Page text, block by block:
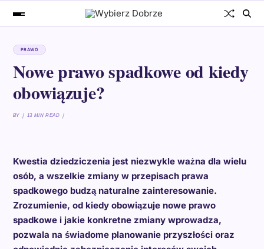
PRAWO
Nowe prawo spadkowe od kiedy
obowiązuje?
BY 13 MIN READ
Kwestia dziedziczenia jest niezwykle ważna dla wielu
osób, a wszelkie zmiany w przepisach prawa
spadkowego budzą naturalne zainteresowanie.
Zrozumienie, od kiedy obowiązuje nowe prawo
spadkowe i jakie konkretne zmiany wprowadza,
pozwala na świadome planowanie przyszłości oraz